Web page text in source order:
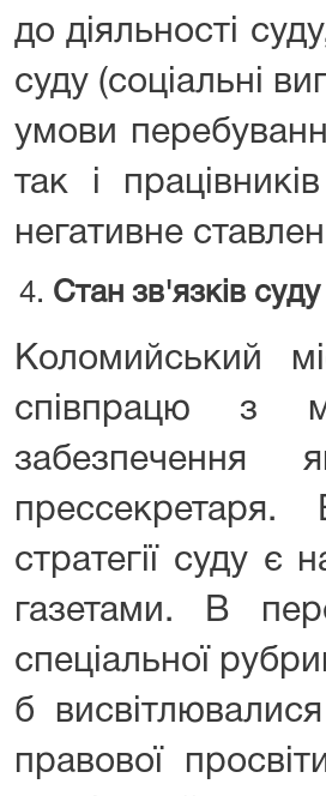
до діяльності
суду (соціальні
умови
так і
негативне
Стан зв'язків
Коломийський
співпрацю з
забезпечення
прессекретаря.
стратегії суду є
газетами. В
спеціальної
б
правової